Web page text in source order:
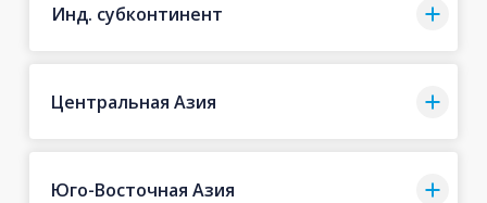
Инд. субконтинент
Центральная Азия
Юго-Восточная Азия